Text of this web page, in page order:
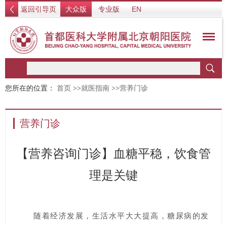
返回引导页 大众版 专业版 EN
您所在的位置： 首页 >>就医指南 >>营养门诊
营养门诊
【营养咨询门诊】血糖平稳，饮食管
理是关键
随着经济发展，生活水平大大提高，糖尿病的发